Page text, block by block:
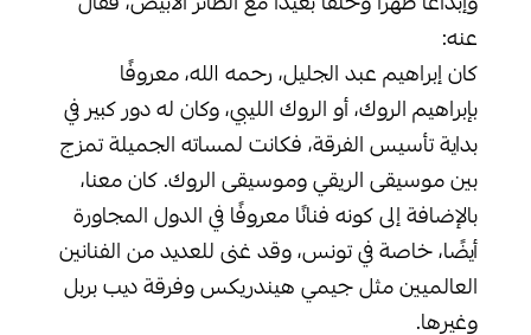
عنه:
كان إبراهيم عبد الجليل، رحمه الله، معروفًا
بإبراهيم الروك، أو الروك الليبي، وكان له دور كبير في
بداية تأسيس الفرقة، فكانت لمساته الجميلة تمزج
بين موسيقى الريقي وموسيقى الروك. كان معنا،
بالإضافة إلى كونه فنانًا معروفًا في الدول المجاورة
أيضًا، خاصة في تونس، وقد غنى للعديد من الفنانين
العالميين مثل جيمي هيندريكس وفرقة ديب بربل
وغيرها.